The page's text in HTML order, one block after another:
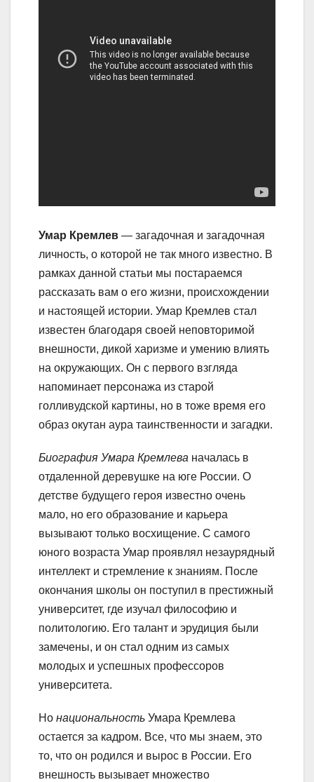
Умар Кремлев — загадочная и загадочная
личность, о которой не так много известно. В
рамках данной статьи мы постараемся
рассказать вам о его жизни, происхождении
и настоящей истории. Умар Кремлев стал
известен благодаря своей неповторимой
внешности, дикой харизме и умению влиять
на окружающих. Он с первого взгляда
напоминает персонажа из старой
голливудской картины, но в тоже время его
образ окутан аура таинственности и загадки.
Биография Умара Кремлева началась в
отдаленной деревушке на юге России. О
детстве будущего героя известно очень
мало, но его образование и карьера
вызывают только восхищение. С самого
юного возраста Умар проявлял незаурядный
интеллект и стремление к знаниям. После
окончания школы он поступил в престижный
университет, где изучал философию и
политологию. Его талант и эрудиция были
замечены, и он стал одним из самых
молодых и успешных профессоров
университета.
Но национальность Умара Кремлева
остается за кадром. Все, что мы знаем, это
то, что он родился и вырос в России. Его
внешность вызывает множество